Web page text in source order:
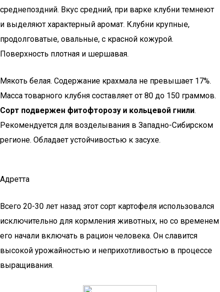
среднепоздний. Вкус средний, при варке клубни темнеют
и выделяют характерный аромат. Клубни крупные,
продолговатые, овальные, с красной кожурой.
Поверхность плотная и шершавая.
Мякоть белая. Содержание крахмала не превышает 17%.
Масса товарного клубня составляет от 80 до 150 граммов.
Сорт подвержен фитофторозу и кольцевой гнили.
Рекомендуется для возделывания в Западно-Сибирском
регионе. Обладает устойчивостью к засухе.
Адретта
Всего 20-30 лет назад этот сорт картофеля использовался
исключительно для кормления животных, но со временем
его начали включать в рацион человека. Он славится
высокой урожайностью и неприхотливостью в процессе
выращивания.